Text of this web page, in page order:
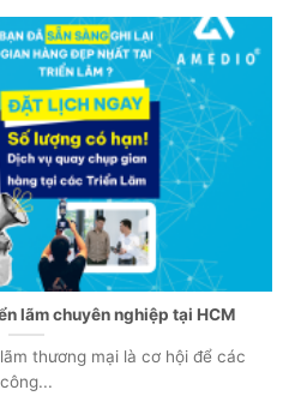
lãm chuyên nghiệp tại HCM
thương mại là cơ hội để các
công...